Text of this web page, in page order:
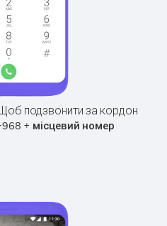
подзвонити за кордон
968 + місцевий номер